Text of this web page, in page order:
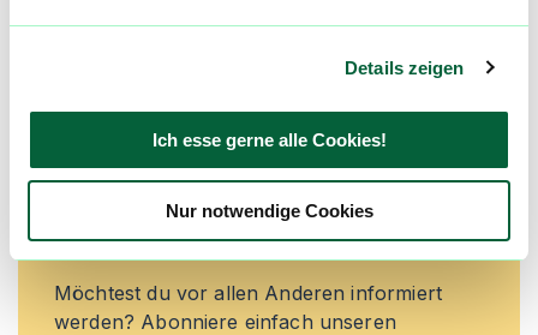
Details zeigen
Ich esse gerne alle Cookies!
Nur notwendige Cookies
Neue Cannabisblüten und die
besten Preise nicht mehr
verpassen!
Möchtest du vor allen Anderen informiert
werden? Abonniere einfach unseren